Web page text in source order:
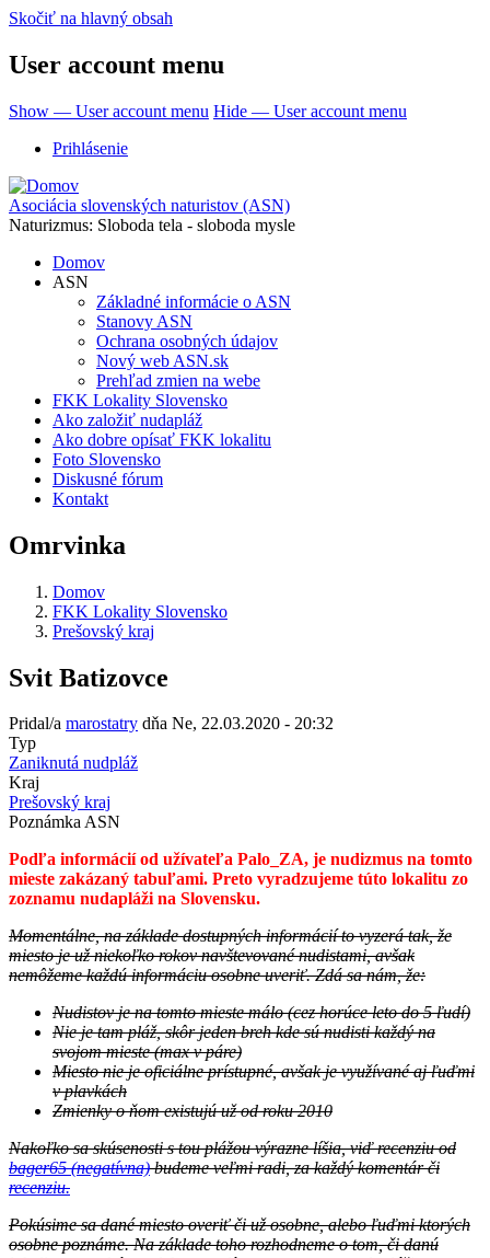
Skočiť na hlavný obsah
User account menu
Show — User account menu Hide — User account menu
Prihlásenie
Asociácia slovenských naturistov (ASN)
Naturizmus: Sloboda tela - sloboda mysle
Domov
ASN
Základné informácie o ASN
Stanovy ASN
Ochrana osobných údajov
Nový web ASN.sk
Prehľad zmien na webe
FKK Lokality Slovensko
Ako založiť nudapláž
Ako dobre opísať FKK lokalitu
Foto Slovensko
Diskusné fórum
Kontakt
Omrvinka
Domov
FKK Lokality Slovensko
Prešovský kraj
Svit Batizovce
Pridal/a marostatry dňa Ne, 22.03.2020 - 20:32
Typ
Zaniknutá nudpláž
Kraj
Prešovský kraj
Poznámka ASN
Podľa informácií od užívateľa Palo_ZA, je nudizmus na tomto
mieste zakázaný tabuľami. Preto vyradzujeme túto lokalitu zo
zoznamu nudapláži na Slovensku.
Momentálne, na základe dostupných informácií to vyzerá tak, že
miesto je už niekoľko rokov navštevované nudistami, avšak
nemôžeme každú informáciu osobne uveriť. Zdá sa nám, že:
Nudistov je na tomto mieste málo (cez horúce leto do 5 ľudí)
Nie je tam pláž, skôr jeden breh kde sú nudisti každý na
svojom mieste (max v páre)
Miesto nie je oficiálne prístupné, avšak je využívané aj ľuďmi
v plavkách
Zmienky o ňom existujú už od roku 2010
Nakoľko sa skúsenosti s tou plážou výrazne líšia, viď recenziu od
bager65 (negatívna)budeme veľmi radi, za každý komentár či
recenziu.
Pokúsime sa dané miesto overiť či už osobne, alebo ľuďmi ktorých
osobne poznáme. Na základe toho rozhodneme o tom, či danú